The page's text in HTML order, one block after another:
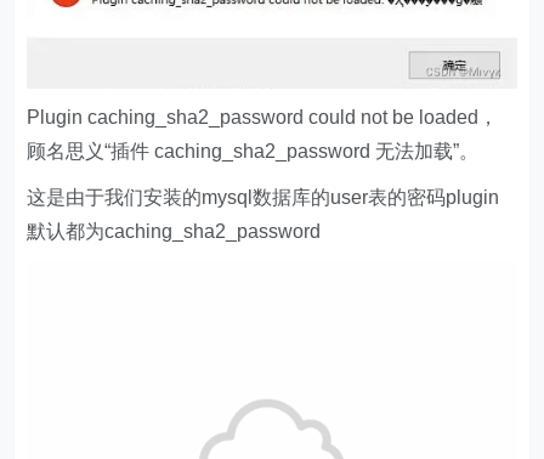
Plugin caching_sha2_password could not be loaded，
顾名思义“插件 caching_sha2_password 无法加载”。
这是由于我们安装的mysql数据库的user表的密码plugin
默认都为caching_sha2_password